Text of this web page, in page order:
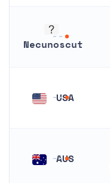
Necunoscut
USA
AUS